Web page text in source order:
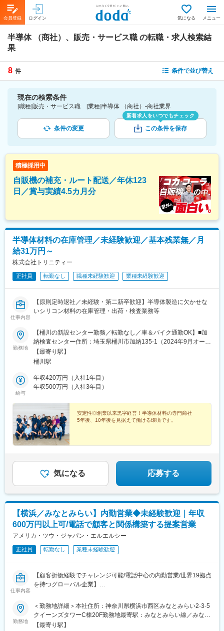
会員登録 ログイン 気になる メニュー
半導体 （商社）、販売・サービス職 の転職・求人検索結
果
8 件 条件で並び替え
現在の検索条件
[職種]販売・サービス職 [業種]半導体 （商社）-商社業界
条件の変更
新着求人をいつでもチェック
この条件を保存
積極採用中
自販機の補充・ルート配送／年休123
日／賞与実績4.5カ月分
半導体材料の在庫管理／未経験歓迎／基本残業無／月
給31万円～
株式会社トリニティー
正社員 転勤なし 職種未経験歓迎 業種未経験歓迎
仕事内容
【原則定時退社／未経験・第二新卒歓迎】半導体製造に欠かせな
いシリコン材料の在庫管理・出荷・検査業務等
勤務地
【桶川の新設センター勤務／転勤なし／車＆バイク通勤OK】■加
納検査センター住所：埼玉県桶川市加納135-1（2024年9月オープ
ン）アクセス：JR高崎線『桶川駅』より徒歩28分★車通勤可（マ
イカー手当支給）★UIターン転職も歓迎です！
【最寄り駅】
桶川駅
給与
年収420万円（入社1年目）
年収500万円（入社3年目）
安定性◎創業以来黒字経営！半導体材料の専門商社
5年後、10年後を見据えて働ける環境です。
気になる 応募する
【横浜／みなとみらい】内勤営業◆未経験歓迎｜年収
600万円以上可/電話で顧客と関係構築する提案営業
アメリカ・ツウ・ジャパン・エルエルシー
正社員 転勤なし 業種未経験歓迎
仕事内容
【顧客折衝経験でチャレンジ可能/電話中心の内勤営業/世界19拠点
を持つグローバル企業】
■業務概要：
国内メーカーや商社に対し、半導体・電子部品の提案営業を行い
ます。
勤務地
＜勤務地詳細＞本社住所：神奈川県横浜市西区みなとみらい2-3-5
クイーンズタワーC棟20F勤務地最寄駅：みなとみらい線／みなと
みらい駅受動喫煙対策：屋内全面禁煙変更の範囲：会社の定める
【最寄り駅】